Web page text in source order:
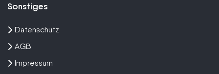
Sonstiges
Datenschutz
AGB
Impressum